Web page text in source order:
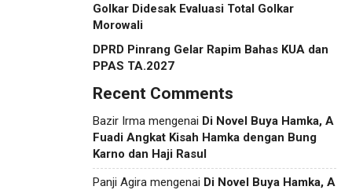
Golkar Didesak Evaluasi Total Golkar
Morowali
DPRD Pinrang Gelar Rapim Bahas KUA dan
PPAS TA.2027
Recent Comments
Bazir Irma mengenai Di Novel Buya Hamka, A
Fuadi Angkat Kisah Hamka dengan Bung
Karno dan Haji Rasul
Panji Agira mengenai Di Novel Buya Hamka, A